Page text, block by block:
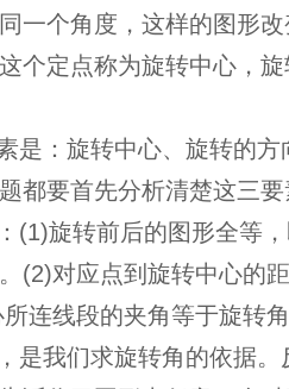
一个角度，这样的图形
个定点称为旋转中心，
是：旋转中心、旋转的方
都要首先分析清楚这三要
(1)旋转前后的图形全等
(2)对应点到旋转中心的
连线段的夹角等于旋转角
是我们求旋转角的依据。